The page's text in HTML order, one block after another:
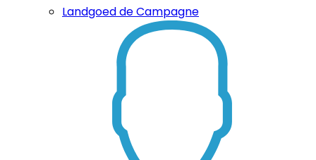
Landgoed de Campagne